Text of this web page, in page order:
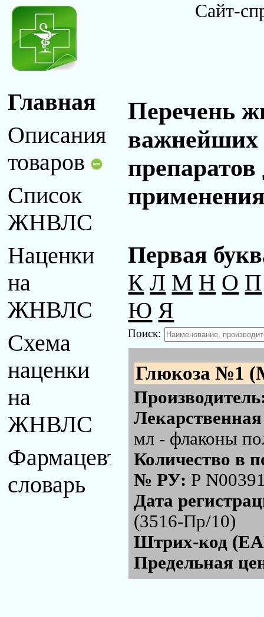
Сайт-
Главная
Описания
товаров
Список
ЖНВЛС
Наценки
на
ЖНВЛС
Схема
наценки
на
ЖНВЛС
Фармацевтический
словарь
Перечень
важнейших
Первая
К Л М Н О П
Ю Я
Поиск:
Глюкоза №1
мл - флаконы
Количество в
№ РУ: Р
Дата
(3516-Пр/10)
Штрих-код
Предельная